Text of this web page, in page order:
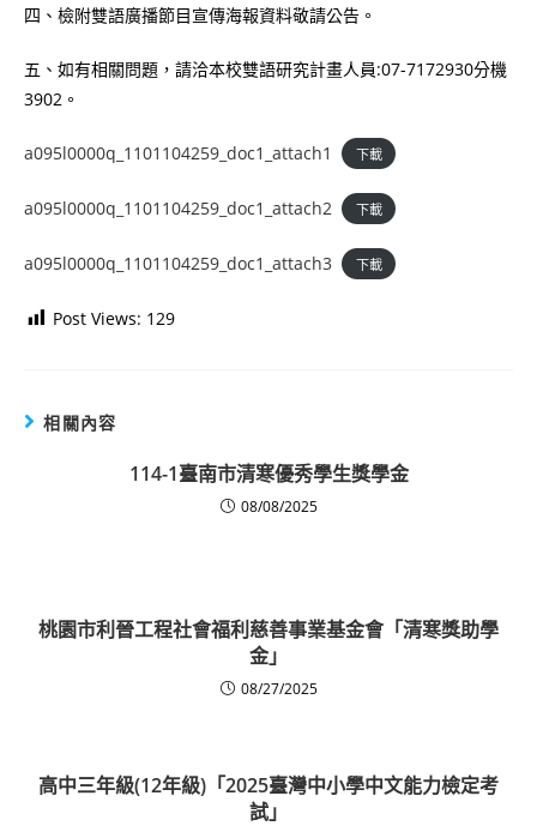
四、檢附雙語廣播節目宣傳海報資料敬請公告。
五、如有相關問題，請洽本校雙語研究計畫人員:07-7172930分機
3902。
a095l0000q_1101104259_doc1_attach1 下載
a095l0000q_1101104259_doc1_attach2 下載
a095l0000q_1101104259_doc1_attach3 下載
Post Views: 129
相關內容
114-1臺南市清寒優秀學生獎學金
08/08/2025
桃園市利晉工程社會福利慈善事業基金會「清寒獎助學
金」
08/27/2025
高中三年級(12年級)「2025臺灣中小學中文能力檢定考
試」